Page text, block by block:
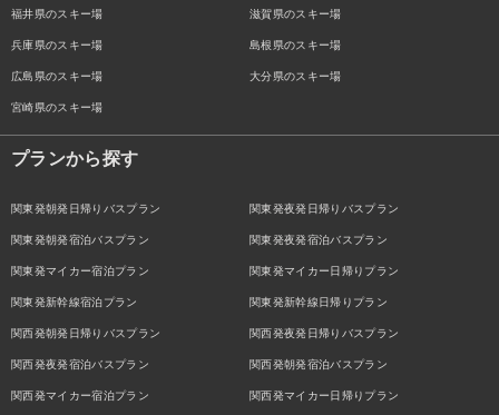
福井県のスキー場 滋賀県のスキー場
兵庫県のスキー場 島根県のスキー場
広島県のスキー場 大分県のスキー場
宮崎県のスキー場
プランから探す
関東発朝発日帰りバスプラン 関東発夜発日帰りバスプラン
関東発朝発宿泊バスプラン 関東発夜発宿泊バスプラン
関東発マイカー宿泊プラン 関東発マイカー日帰りプラン
関東発新幹線宿泊プラン 関東発新幹線日帰りプラン
関西発朝発日帰りバスプラン 関西発夜発日帰りバスプラン
関西発夜発宿泊バスプラン 関西発朝発宿泊バスプラン
関西発マイカー宿泊プラン 関西発マイカー日帰りプラン